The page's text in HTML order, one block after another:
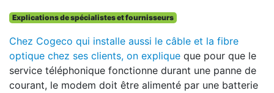
Explications de spécialistes et fournisseurs
Chez Cogeco qui installe aussi le câble et la fibre
optique chez ses clients, on explique que pour que le
service téléphonique fonctionne durant une panne de
courant, le modem doit être alimenté par une batterie